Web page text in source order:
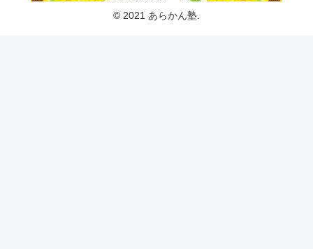
© 2021 あらかん塾.